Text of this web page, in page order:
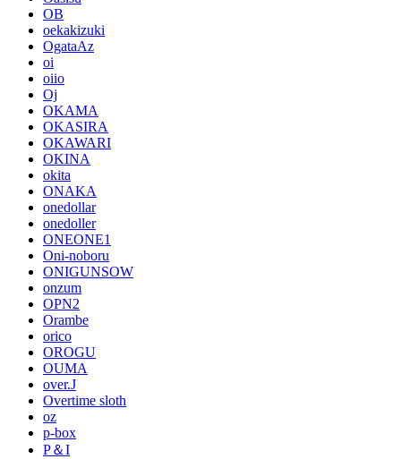
OB
oekakizuki
OgataAz
oi
oiio
Oj
OKAMA
OKASIRA
OKAWARI
OKINA
okita
ONAKA
onedollar
onedoller
ONEONE1
Oni-noboru
ONIGUNSOW
onzum
OPN2
Orambe
orico
OROGU
OUMA
over.J
Overtime sloth
oz
p-box
P＆I